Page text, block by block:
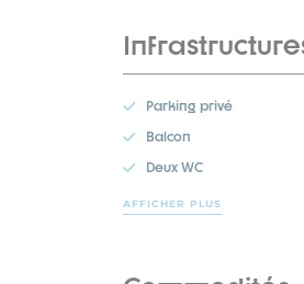
Parking privé
Balcon
Deux WC
AFFICHER PLUS